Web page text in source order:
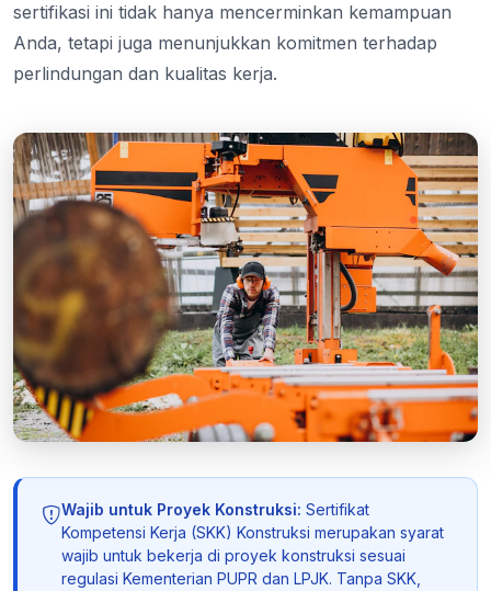
sertifikasi ini tidak hanya mencerminkan kemampuan
Anda, tetapi juga menunjukkan komitmen terhadap
perlindungan dan kualitas kerja.
Wajib untuk Proyek Konstruksi: Sertifikat
Kompetensi Kerja (SKK) Konstruksi merupakan syarat
wajib untuk bekerja di proyek konstruksi sesuai
regulasi Kementerian PUPR dan LPJK. Tanpa SKK,